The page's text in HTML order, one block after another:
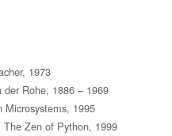
1973
Rohe, 1886 – 1969
Microsystems, 1995
Zen of Python, 1999